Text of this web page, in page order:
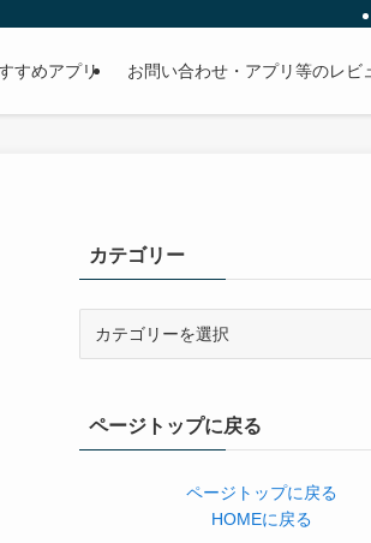
すめアプリ お問い合わせ・アプリ等のレビ
カテゴリー
ーページトップに戻る
ページトップに戻る
HOMEに戻る